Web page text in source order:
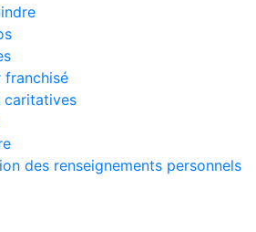
franchisé
caritatives
des renseignements personnels